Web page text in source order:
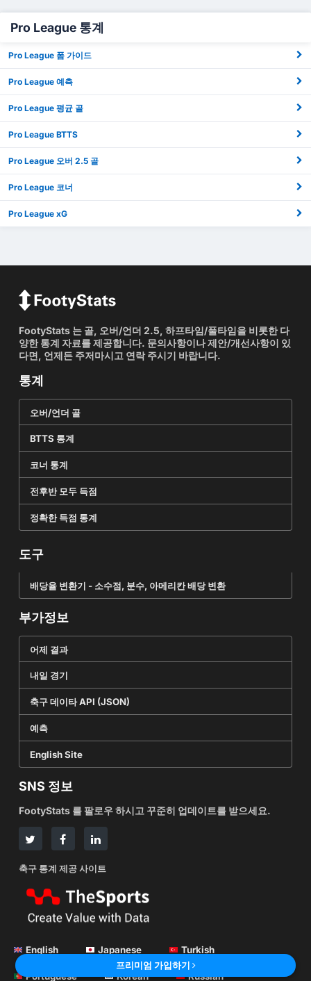
Pro League 통계
Pro League 폼 가이드
Pro League 예측
Pro League 평균 골
Pro League BTTS
Pro League 오버 2.5 골
Pro League 코너
Pro League xG
FootyStats 는 골, 오버/언더 2.5, 하프타임/풀타임을 비롯한 다
양한 통계 자료를 제공합니다. 문의사항이나 제안/개선사항이 있
다면, 언제든 주저마시고 연락 주시기 바랍니다.
통계
오버/언더 골
BTTS 통계
코너 통계
전후반 모두 득점
정확한 득점 통계
도구
배당율 변환기 - 소수점, 분수, 아메리칸 배당 변환
부가정보
어제 결과
내일 경기
축구 데이타 API (JSON)
예측
English Site
SNS 정보
FootyStats 를 팔로우 하시고 꾸준히 업데이트를 받으세요.
축구 통계 제공 사이트
English Japanese Turkish
Portuguese Korean Russian
프리미엄 가입하기